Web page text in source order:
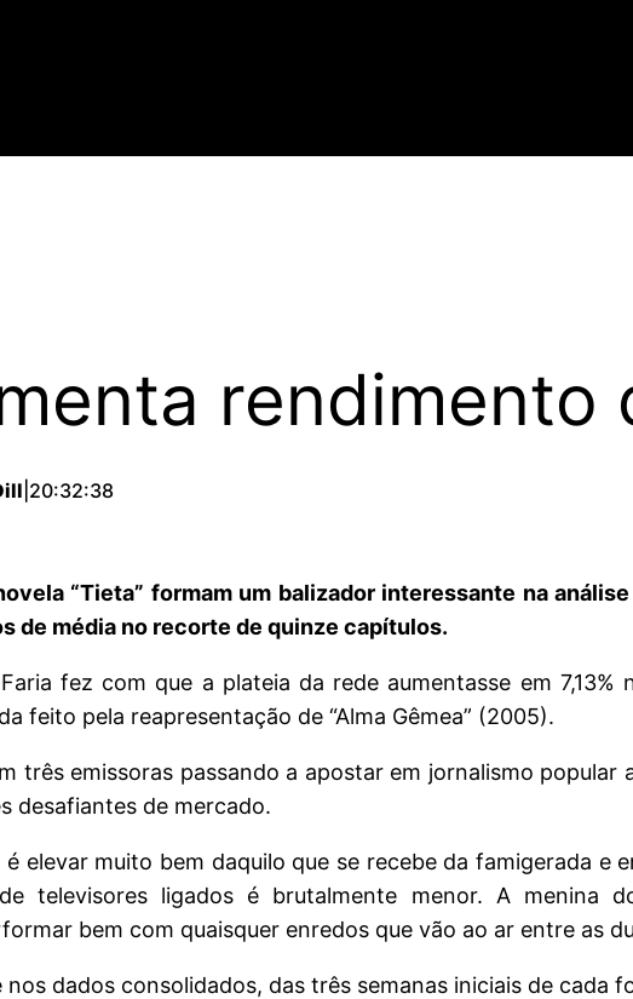
rendimento
20:32:38
“Tieta” formam um balizador interessante na
de média no recorte de quinze capítulos.
fez com que a plateia da rede aumentasse em 7,13%
feito pela reapresentação de “Alma Gêmea” (2005).
três emissoras passando a apostar em jornalismo popular
desafiantes de mercado.
elevar muito bem daquilo que se recebe da famigerada e
televisores ligados é brutalmente menor. A menina
bem com quaisquer enredos que vão ao ar entre as
dados consolidados, das três semanas iniciais de cada